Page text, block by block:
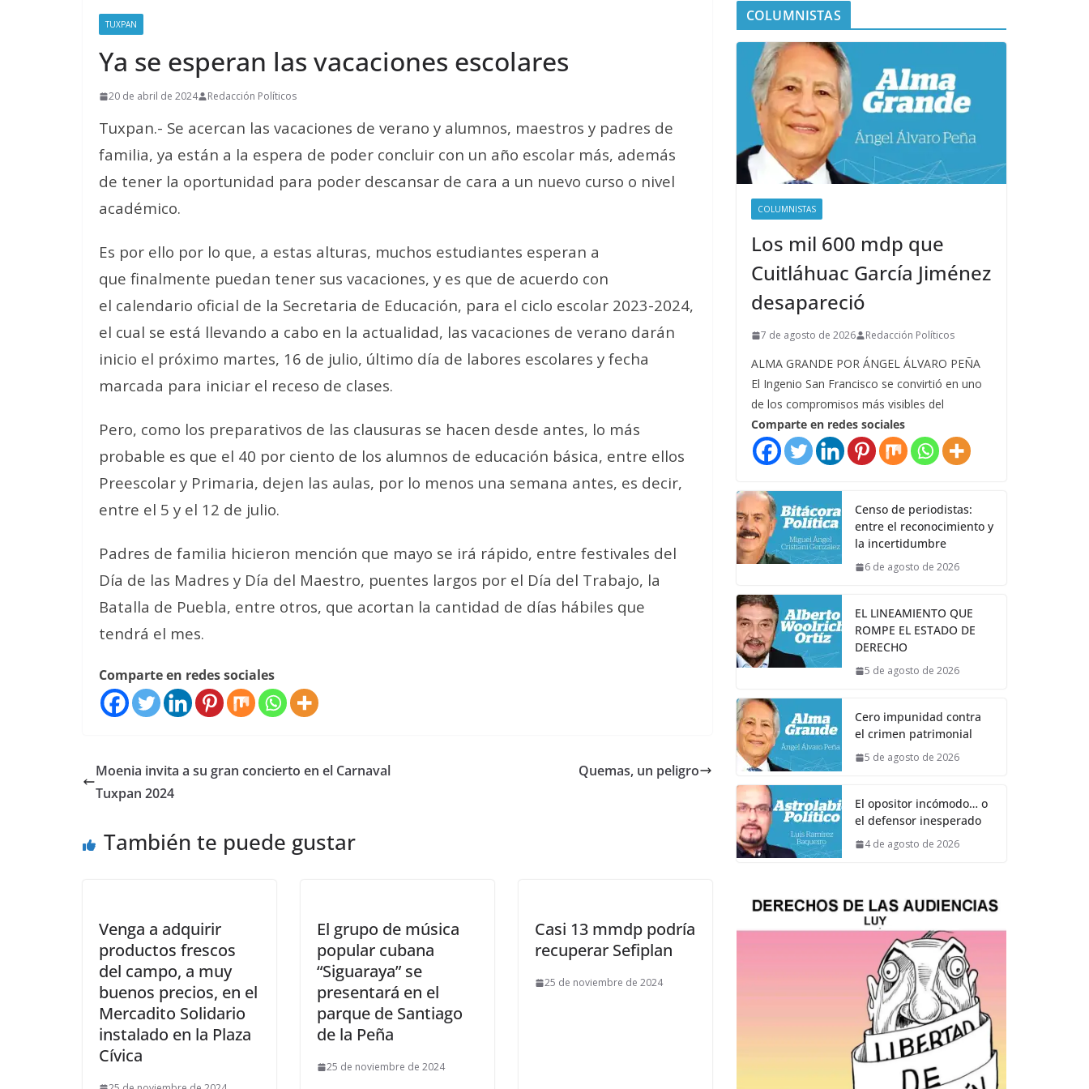
TUXPAN
Ya se esperan las vacaciones escolares
20 de abril de 2024 Redacción Políticos
Tuxpan.- Se acercan las vacaciones de verano y alumnos, maestros y padres de
familia, ya están a la espera de poder concluir con un año escolar más, además
de tener la oportunidad para poder descansar de cara a un nuevo curso o nivel
académico.
Es por ello por lo que, a estas alturas, muchos estudiantes esperan a
que finalmente puedan tener sus vacaciones, y es que de acuerdo con
el calendario oficial de la Secretaria de Educación, para el ciclo escolar 2023-2024,
el cual se está llevando a cabo en la actualidad, las vacaciones de verano darán
inicio el próximo martes, 16 de julio, último día de labores escolares y fecha
marcada para iniciar el receso de clases.
Pero, como los preparativos de las clausuras se hacen desde antes, lo más
probable es que el 40 por ciento de los alumnos de educación básica, entre ellos
Preescolar y Primaria, dejen las aulas, por lo menos una semana antes, es decir,
entre el 5 y el 12 de julio.
Padres de familia hicieron mención que mayo se irá rápido, entre festivales del
Día de las Madres y Día del Maestro, puentes largos por el Día del Trabajo, la
Batalla de Puebla, entre otros, que acortan la cantidad de días hábiles que
tendrá el mes.
Comparte en redes sociales
Moenia invita a su gran concierto en el Carnaval
Tuxpan 2024
Quemas, un peligro
También te puede gustar
Venga a adquirir
productos frescos
del campo, a muy
buenos precios, en el
Mercadito Solidario
instalado en la Plaza
Cívica
El grupo de música
popular cubana
“Siguaraya” se
presentará en el
parque de Santiago
de la Peña
25 de noviembre de 2024
Casi 13 mmdp podría
recuperar Sefiplan
25 de noviembre de 2024
COLUMNISTAS
COLUMNISTAS
Los mil 600 mdp que
Cuitláhuac García Jiménez
desapareció
7 de agosto de 2026 Redacción Políticos
ALMA GRANDE POR ÁNGEL ÁLVARO PEÑA
El Ingenio San Francisco se convirtió en uno
de los compromisos más visibles del
Comparte en redes sociales
Censo de periodistas:
entre el reconocimiento y
la incertidumbre
6 de agosto de 2026
EL LINEAMIENTO QUE
ROMPE EL ESTADO DE
DERECHO
5 de agosto de 2026
Cero impunidad contra
el crimen patrimonial
5 de agosto de 2026
El opositor incómodo… o
el defensor inesperado
4 de agosto de 2026